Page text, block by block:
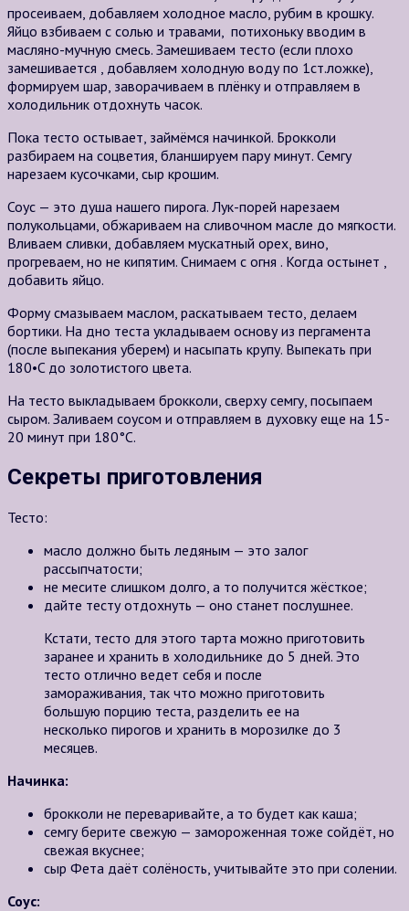
просеиваем, добавляем холодное масло, рубим в крошку.
Яйцо взбиваем с солью и травами, потихоньку вводим в
масляно-мучную смесь. Замешиваем тесто (если плохо
замешивается , добавляем холодную воду по 1ст.ложке),
формируем шар, заворачиваем в плёнку и отправляем в
холодильник отдохнуть часок.
Пока тесто остывает, займёмся начинкой. Брокколи
разбираем на соцветия, бланшируем пару минут. Семгу
нарезаем кусочками, сыр крошим.
Соус — это душа нашего пирога. Лук-порей нарезаем
полукольцами, обжариваем на сливочном масле до мягкости.
Вливаем сливки, добавляем мускатный орех, вино,
прогреваем, но не кипятим. Снимаем с огня . Когда остынет ,
добавить яйцо.
Форму смазываем маслом, раскатываем тесто, делаем
бортики. На дно теста укладываем основу из пергамента
(после выпекания уберем) и насыпать крупу. Выпекать при
180•C до золотистого цвета.
На тесто выкладываем брокколи, сверху семгу, посыпаем
сыром. Заливаем соусом и отправляем в духовку еще на 15-
20 минут при 180°C.
Секреты приготовления
Тесто:
масло должно быть ледяным — это залог
рассыпчатости;
не месите слишком долго, а то получится жёсткое;
дайте тесту отдохнуть — оно станет послушнее.
Кстати, тесто для этого тарта можно приготовить
заранее и хранить в холодильнике до 5 дней. Это
тесто отлично ведет себя и после
замораживания, так что можно приготовить
большую порцию теста, разделить ее на
несколько пирогов и хранить в морозилке до 3
месяцев.
Начинка:
брокколи не переваривайте, а то будет как каша;
семгу берите свежую — замороженная тоже сойдёт, но
свежая вкуснее;
сыр Фета даёт солёность, учитывайте это при солении.
Соус: